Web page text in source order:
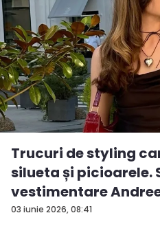
03 iunie 2026, 08:41
Trucuri de styling
silueta și picioarele.
vestimentare
Gumen...